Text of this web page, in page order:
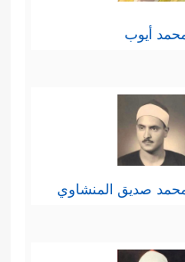
أيوب
صديق المنشاوي